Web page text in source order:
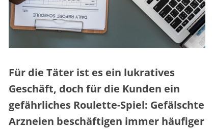
Für die Täter ist es ein lukratives
Geschäft, doch für die Kunden ein
gefährliches Roulette-Spiel: Gefälschte
Arzneien beschäftigen immer häufiger